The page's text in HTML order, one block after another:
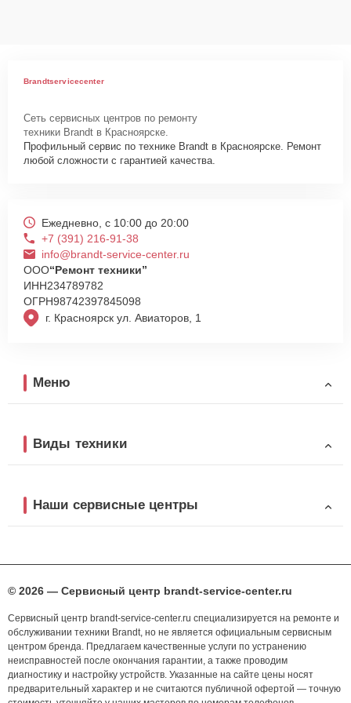
Для запуска процесса ремонта духового шкафа Brandt FE 211 WS
проконсультируют по всем необходимым вопросам, запишут на
диагностику, подскажут с вариантами курьерской доставки или
оформят выезд мастера в удобное время и место.
Brandtservicecenter
Сеть сервисных центров по ремонту
техники Brandt в Красноярске.
Профильный сервис по технике Brandt в Красноярске. Ремонт
любой сложности с гарантией качества.
г. Красноярск ул. Авиаторов, 1
Ежедневно, с 10:00 до 20:00
+7 (391) 216-91-38
info@brandt-service-center.ru
ООО“Ремонт техники”
ИНН234789782
ОГРН98742397845098
Меню
Виды техники
Наши сервисные центры
© 2026 — Сервисный центр brandt-service-center.ru
Сервисный центр brandt-service-center.ru специализируется на ремонте и
обслуживании техники Brandt, но не является официальным сервисным
центром бренда. Предлагаем качественные услуги по устранению
неисправностей после окончания гарантии, а также проводим
диагностику и настройку устройств. Указанные на сайте цены носят
предварительный характер и не считаются публичной офертой — точную